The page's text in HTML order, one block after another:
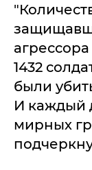
1432
были
И каждый
мирных